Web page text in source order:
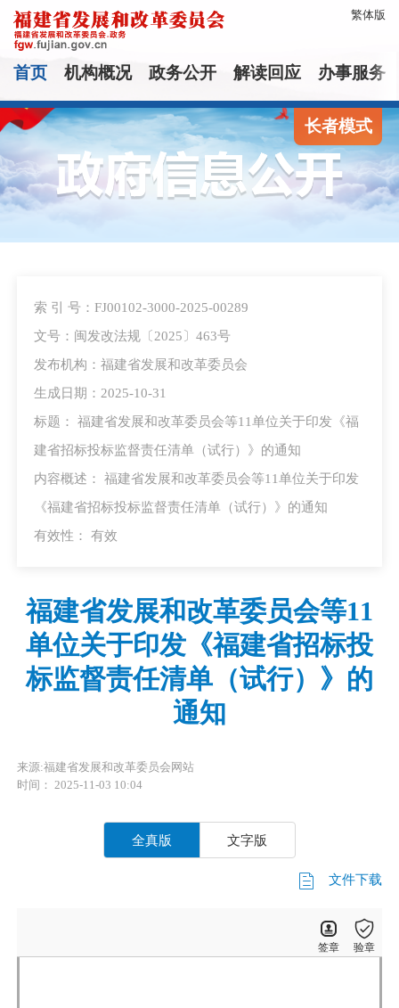
繁体版
首页 机构概况 政务公开 解读回应 办事服务
长者模式
索 引 号：FJ00102-3000-2025-00289
文号：闽发改法规〔2025〕463号
发布机构：福建省发展和改革委员会
生成日期：2025-10-31
标题： 福建省发展和改革委员会等11单位关于印发《福
建省招标投标监督责任清单（试行）》的通知
内容概述： 福建省发展和改革委员会等11单位关于印发
《福建省招标投标监督责任清单（试行）》的通知
有效性： 有效
福建省发展和改革委员会等11
单位关于印发《福建省招标投
标监督责任清单（试行）》的
通知
来源:福建省发展和改革委员会网站
时间： 2025-11-03 10:04
全真版 文字版
文件下载